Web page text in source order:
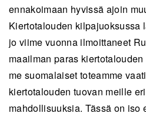
ennakoimaan hyvissä ajoin
Kiertotalouden kilpajuoksussa
jo viime vuonna ilmoittaneet
maailman paras
me suomalaiset toteamme
kiertotalouden tuovan meille
mahdollisuuksia. Tässä on iso